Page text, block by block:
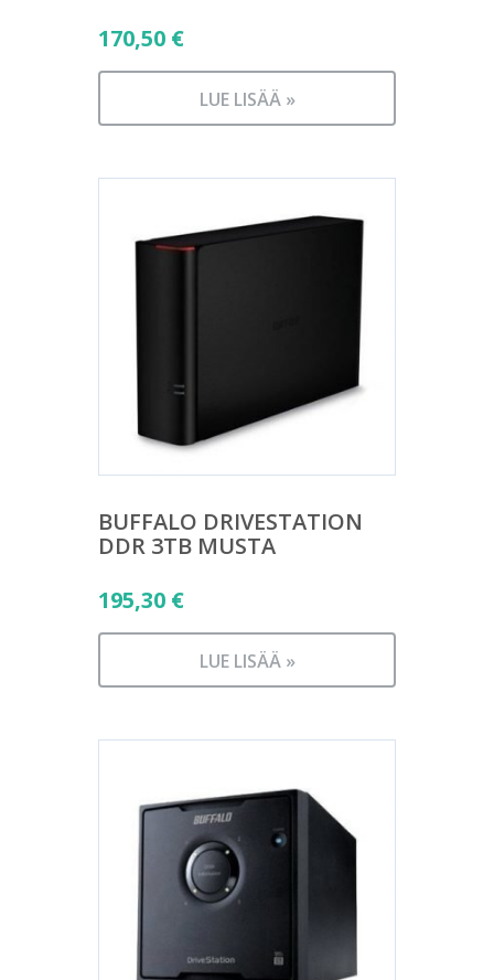
170,50 €
LUE LISÄÄ »
BUFFALO DRIVESTATION
DDR 3TB MUSTA
195,30 €
LUE LISÄÄ »